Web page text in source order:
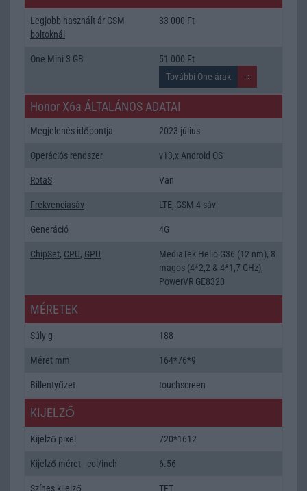
Legjobb használt ár GSM
boltoknál
33 000 Ft
One Mini 3 GB 51 000 Ft
Honor X6a ÁLTALÁNOS ADATAI
Megjelenés időpontja 2023 július
Operációs rendszer v13,x Android OS
RotaS Van
Frekvenciasáv LTE, GSM 4 sáv
Generáció 4G
ChipSet, CPU, GPU
MediaTek Helio G36 (12 nm), 8
magos (4*2,2 & 4*1,7 GHz),
PowerVR GE8320
MÉRETEK
Súly g 188
Méret mm 164*76*9
Billentyűzet touchscreen
KIJELZŐ
Kijelző pixel 720*1612
Kijelző méret - col/inch 6.56
Színes kijelző TFT